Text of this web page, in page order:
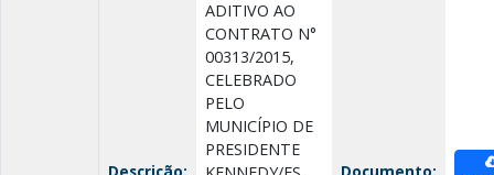
ADITIVO AO
CONTRATO N°
00313/2015,
CELEBRADO
PELO
MUNICÍPIO DE
PRESIDENTE